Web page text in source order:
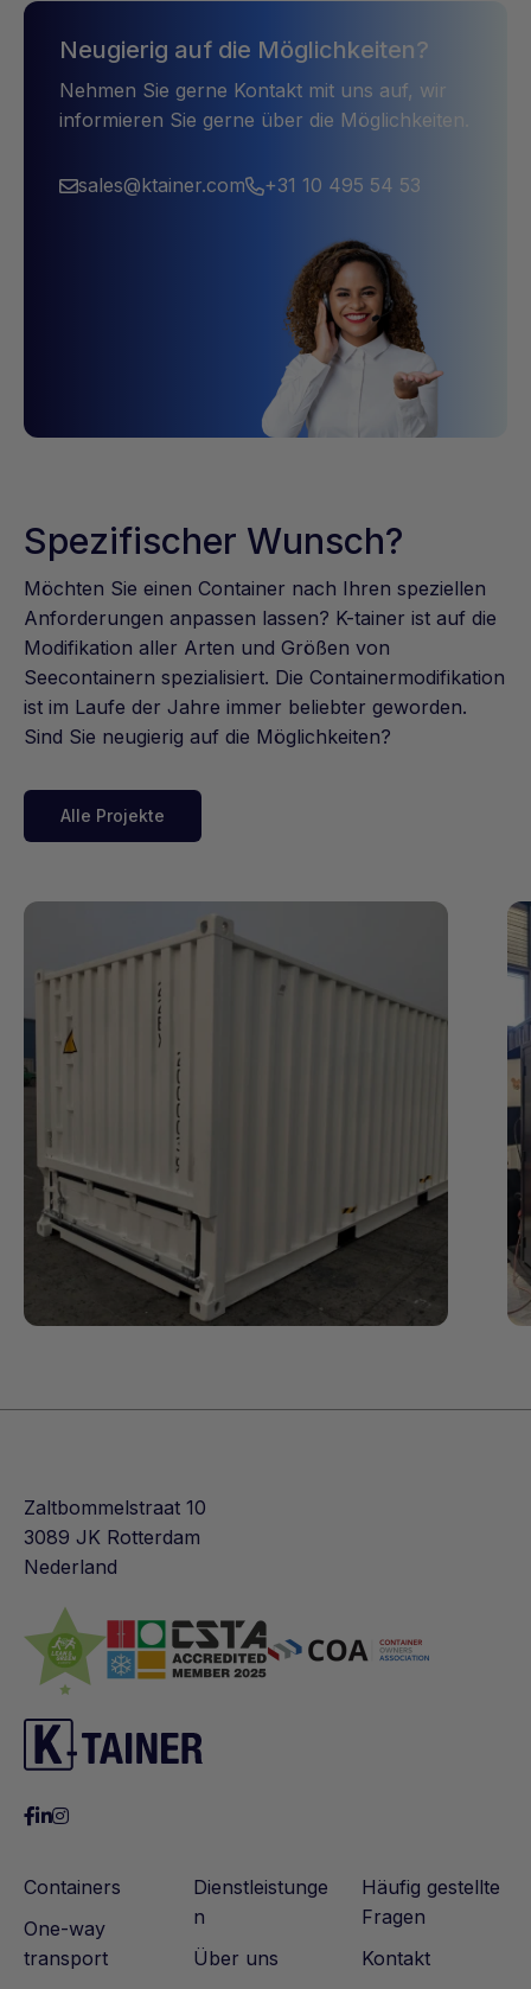
Neugierig auf die Möglichkeiten?
Nehmen Sie gerne Kontakt mit uns auf, wir
informieren Sie gerne über die Möglichkeiten.
sales@ktainer.com +31 10 495 54 53
Spezifischer Wunsch?
Möchten Sie einen Container nach Ihren speziellen
Anforderungen anpassen lassen? K-tainer ist auf die
Modifikation aller Arten und Größen von
Seecontainern spezialisiert. Die Containermodifikation
ist im Laufe der Jahre immer beliebter geworden.
Sind Sie neugierig auf die Möglichkeiten?
Alle Projekte
Zaltbommelstraat 10
3089 JK Rotterdam
Nederland
Containers
One-way
transport
Dienstleistunge
n
Über uns
Häufig gestellte
Fragen
Kontakt